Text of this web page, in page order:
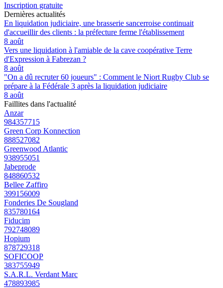
Inscription gratuite
Dernières actualités
En liquidation judiciaire, une brasserie sancerroise continuait
d'accueillir des clients : la préfecture ferme l'établissement
8 août
Vers une liquidation à l'amiable de la cave coopérative Terre
d'Expression à Fabrezan ?
8 août
"On a dû recruter 60 joueurs" : Comment le Niort Rugby Club se
prépare à la Fédérale 3 après la liquidation judiciaire
8 août
Faillites dans l'actualité
Anzar
984357715
Green Corp Konnection
888527082
Greenwood Atlantic
938955051
Jabeprode
848860532
Bellee Zaffiro
399156009
Fonderies De Sougland
835780164
Fiducim
792748089
Hopium
878729318
SOFICOOP
383755949
S.A.R.L. Verdant Marc
478893985